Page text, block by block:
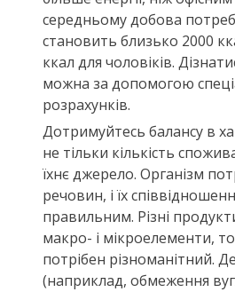
середньому добова
становить близько 2000
ккал для чоловіків.
можна за допомогою
розрахунків.
Дотримуйтесь балансу в
не тільки кількість
їхнє джерело. Організм
речовин, і їх
правильним. Різні
макро- і мікроелементи,
потрібен різноманітний.
(наприклад, обмеження